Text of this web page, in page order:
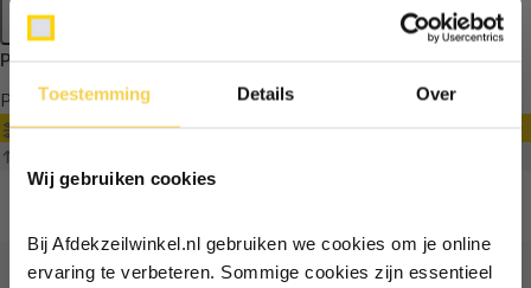
Toestemming Details Over
Wij gebruiken cookies
Bij Afdekzeilwinkel.nl gebruiken we cookies om je online
ervaring te verbeteren. Sommige cookies zijn essentieel
Apply filters
Producten getagd met aanhangwagennet 2x3.5m
Producten
FilterOntvang €5,- korting!
Schrijf je in voor de nieuwsbrief en
Vul je e-mailadres in‍⁪⁪